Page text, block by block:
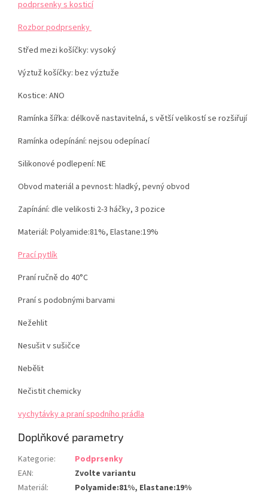
podprsenky s kosticí
Rozbor podprsenky
Střed mezi košíčky: vysoký
Výztuž košíčky: bez výztuže
Kostice: ANO
Ramínka šířka: délkově nastavitelná, s větší velikostí se rozšiřují
Ramínka odepínání: nejsou odepínací
Silikonové podlepení: NE
Obvod materiál a pevnost: hladký, pevný obvod
Zapínání: dle velikosti 2-3 háčky, 3 pozice
Materiál: Polyamide:81%, Elastane:19%
Prací pytlík
Praní ručně do 40°C
Praní s podobnými barvami
Nežehlit
Nesušit v sušičce
Nebělit
Nečistit chemicky
vychytávky a praní spodního prádla
Doplňkové parametry
Kategorie:
Podprsenky
EAN:
Zvolte variantu
Materiál:
Polyamide:81%, Elastane:19%